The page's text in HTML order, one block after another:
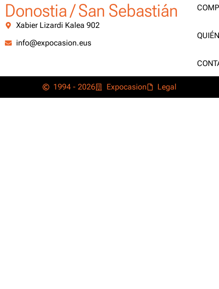
Donostia / San Sebastián
Xabier Lizardi Kalea 902
info@expocasion.eus
1994 - 2026 Expocasion Legal